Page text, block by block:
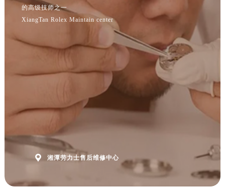
的高级技师之一
XiangTan Rolex Maintain center
 湘潭劳力士售后维修中心